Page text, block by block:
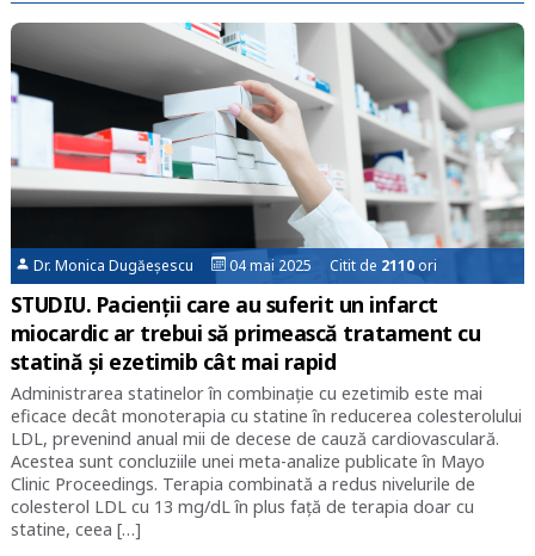
Dr. Monica Dugăeșescu 04 mai 2025 Citit de 2110ori
STUDIU. Pacienții care au suferit un infarct
miocardic ar trebui să primească tratament cu
statină și ezetimib cât mai rapid
Administrarea statinelor în combinație cu ezetimib este mai
eficace decât monoterapia cu statine în reducerea colesterolului
LDL, prevenind anual mii de decese de cauză cardiovasculară.
Acestea sunt concluziile unei meta-analize publicate în Mayo
Clinic Proceedings. Terapia combinată a redus nivelurile de
colesterol LDL cu 13 mg/dL în plus față de terapia doar cu
statine, ceea […]